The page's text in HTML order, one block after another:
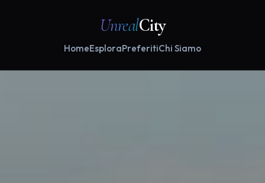
UnrealCity
HomeEsploraPreferitiChi Siamo